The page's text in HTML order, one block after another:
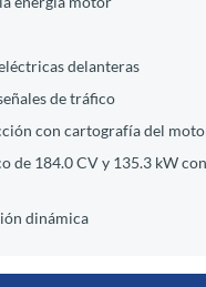
delanteras
de tráfico
con cartografía del
de 184.0 CV y 135.3 kW
dinámica